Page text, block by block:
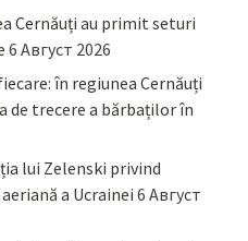
Cernăuți au primit seturi
6 Август 2026
în regiunea Cernăuți
de trecere a bărbaților în
lui Zelenski privind
a Ucrainei 6 Август